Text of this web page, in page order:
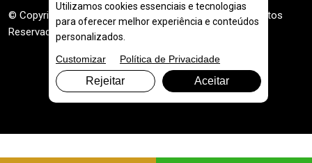
© Copyright 2026. DIVIA Marketing Digital . Todos os Direitos
Reservados
Utilizamos cookies essenciais e tecnologias
para oferecer melhor experiência e conteúdos
personalizados.
Customizar
Política de Privacidade
Rejeitar Aceitar